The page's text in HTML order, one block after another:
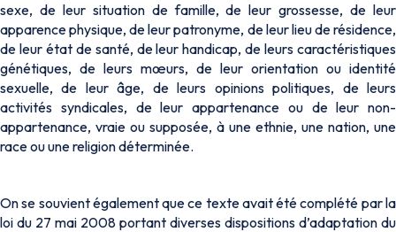
sexe, de leur situation de famille, de leur grossesse, de leur
apparence physique, de leur patronyme, de leur lieu de résidence,
de leur état de santé, de leur handicap, de leurs caractéristiques
génétiques, de leurs mœurs, de leur orientation ou identité
sexuelle, de leur âge, de leurs opinions politiques, de leurs
activités syndicales, de leur appartenance ou de leur non-
appartenance, vraie ou supposée, à une ethnie, une nation, une
race ou une religion déterminée.
On se souvient également que ce texte avait été complété par la
loi du 27 mai 2008 portant diverses dispositions d’adaptation du